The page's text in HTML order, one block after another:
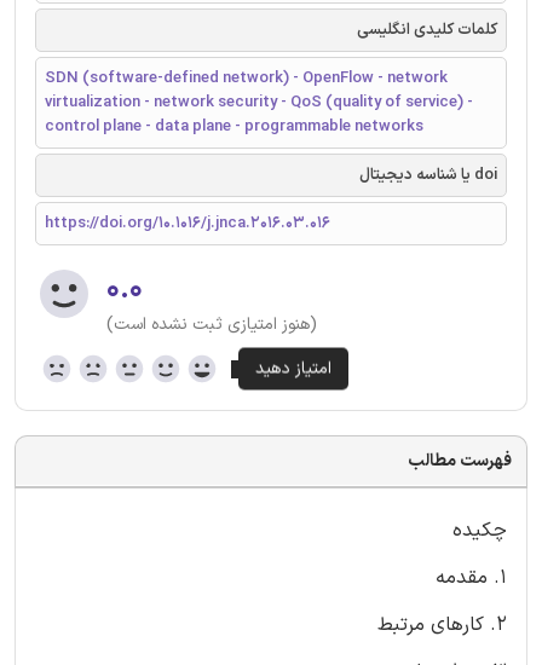
کلمات کلیدی انگلیسی
SDN (software-defined network) - OpenFlow - network
virtualization - network security - QoS (quality of service) -
control plane - data plane - programmable networks
doi یا شناسه دیجیتال
https://doi.org/10.1016/j.jnca.2016.03.016
۰.۰
(هنوز امتیازی ثبت نشده است)
فهرست مطالب
چکیده
1. مقدمه
2. کارهای مرتبط